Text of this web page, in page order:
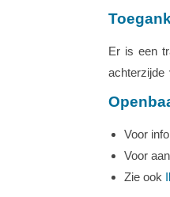
Er is een
achterzijde
Voor
Voor
Zie ook